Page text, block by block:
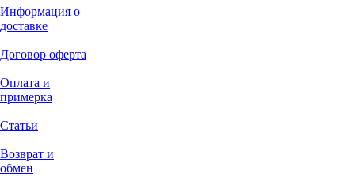
Информация о
доставке
Договор оферта
Оплата и
примерка
Статьи
Возврат и
обмен